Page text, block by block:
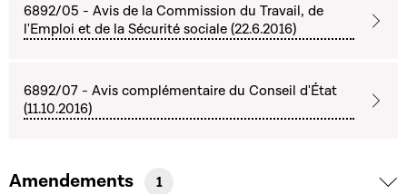
6892/05 - Avis de la Commission du Travail, de
l'Emploi et de la Sécurité sociale (22.6.2016)
6892/07 - Avis complémentaire du Conseil d'État
(11.10.2016)
Amendements 1